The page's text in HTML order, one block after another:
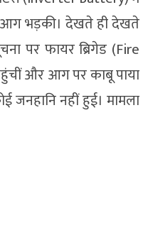
भड़की। देखते ही देखते
पर फायर ब्रिगेड (Fire
और आग पर काबू पाया
जनहानि नहीं हुई। मामला